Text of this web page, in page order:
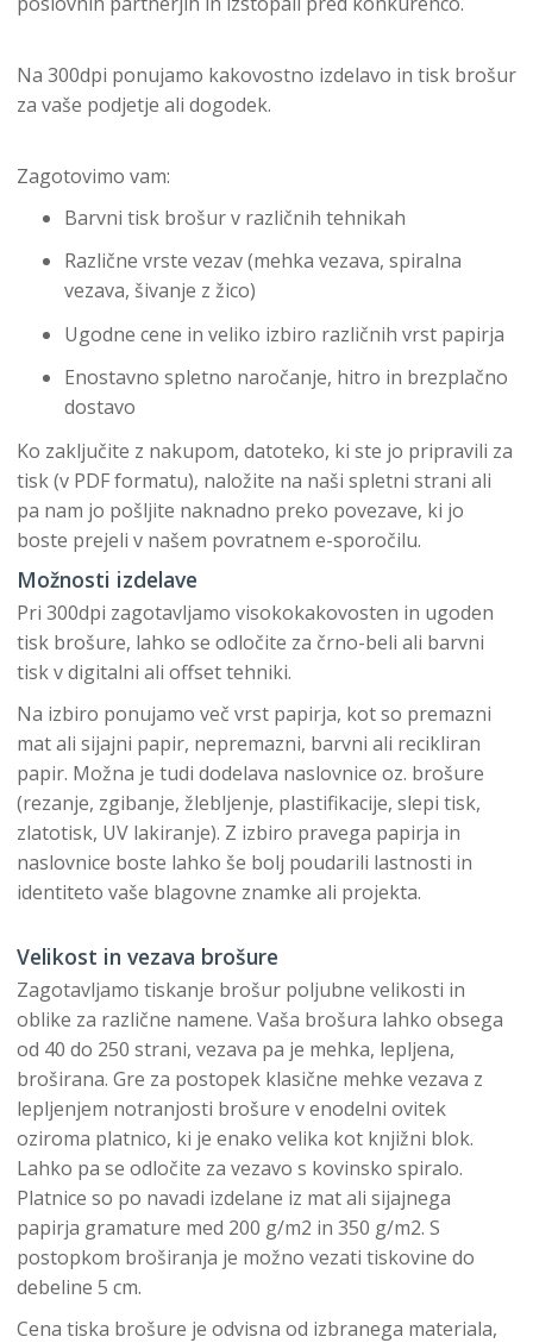
Na 300dpi ponujamo kakovostno izdelavo in tisk brošur
za vaše podjetje ali dogodek.
Zagotovimo vam:
Barvni tisk brošur v različnih tehnikah
Različne vrste vezav (mehka vezava, spiralna
vezava, šivanje z žico)
Ugodne cene in veliko izbiro različnih vrst papirja
Enostavno spletno naročanje, hitro in brezplačno
dostavo
Ko zaključite z nakupom, datoteko, ki ste jo pripravili za
tisk (v PDF formatu), naložite na naši spletni strani ali
pa nam jo pošljite naknadno preko povezave, ki jo
boste prejeli v našem povratnem e-sporočilu.
Možnosti izdelave
Pri 300dpi zagotavljamo visokokakovosten in ugoden
tisk brošure, lahko se odločite za črno-beli ali barvni
tisk v digitalni ali offset tehniki.
Na izbiro ponujamo več vrst papirja, kot so premazni
mat ali sijajni papir, nepremazni, barvni ali recikliran
papir. Možna je tudi dodelava naslovnice oz. brošure
(rezanje, zgibanje, žlebljenje, plastifikacije, slepi tisk,
zlatotisk, UV lakiranje). Z izbiro pravega papirja in
naslovnice boste lahko še bolj poudarili lastnosti in
identiteto vaše blagovne znamke ali projekta.
Velikost in vezava brošure
Zagotavljamo tiskanje brošur poljubne velikosti in
oblike za različne namene. Vaša brošura lahko obsega
od 40 do 250 strani, vezava pa je mehka, lepljena,
broširana. Gre za postopek klasične mehke vezava z
lepljenjem notranjosti brošure v enodelni ovitek
oziroma platnico, ki je enako velika kot knjižni blok.
Lahko pa se odločite za vezavo s kovinsko spiralo.
Platnice so po navadi izdelane iz mat ali sijajnega
papirja gramature med 200 g/m2 in 350 g/m2. S
postopkom broširanja je možno vezati tiskovine do
debeline 5 cm.
Cena tiska brošure je odvisna od izbranega materiala,